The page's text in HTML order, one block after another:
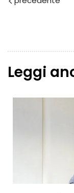
Leggi